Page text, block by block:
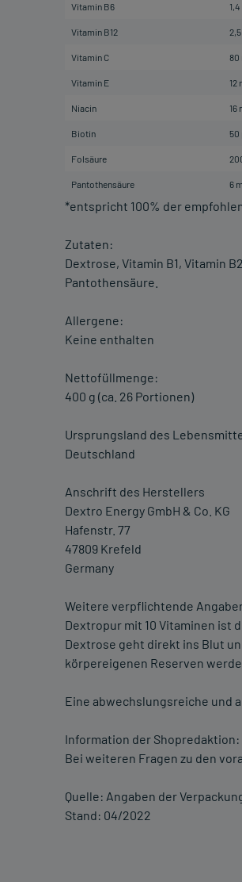
Vitamin B6
Vitamin B12
Vitamin C 80
Vitamin E 12
Niacin 16
Biotin 50
Folsäure
Pantothensäure 6
*entspricht 100% der
Zutaten:
Dextrose, Vitamin B1, Vitamin
Pantothensäure.
Allergene:
Keine enthalten
Nettofüllmenge:
400 g (ca. 26 Portionen)
Ursprungsland des
Deutschland
Anschrift des Herstellers
Dextro Energy GmbH & Co. KG
Hafenstr. 77
47809 Krefeld
Germany
Weitere verpflichtende
Dextropur mit 10 Vitaminen ist
Dextrose geht direkt ins Blut
körpereigenen Reserven
Eine abwechslungsreiche und
Information der Shopredaktion:
Bei weiteren Fragen zu den
Quelle: Angaben der
Stand: 04/2022